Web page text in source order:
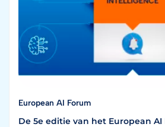
European AI Forum
De 5e editie van het European